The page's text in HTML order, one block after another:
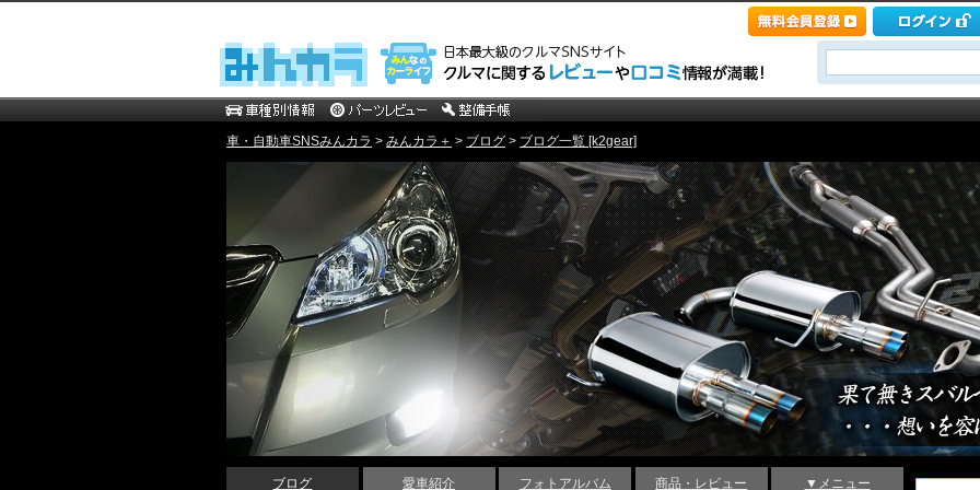
車・自動車SNSみんカラ > みんカラ＋ > ブログ > ブログ一覧 [k2gear]
ブログ 愛車紹介 フォトアルバム 商品・レビュー ▼メニュー